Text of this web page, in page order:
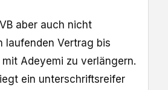
aber auch nicht
laufenden Vertrag bis
Adeyemi zu verlängern.
ein unterschriftsreifer